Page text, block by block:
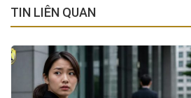
TIN LIÊN QUAN